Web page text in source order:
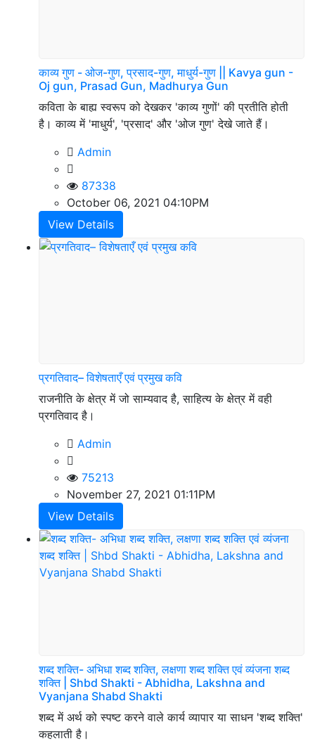
काव्य गुण - ओज-गुण, प्रसाद-गुण, माधुर्य-गुण || Kavya gun -
Oj gun, Prasad Gun, Madhurya Gun
कविता के बाह्य स्वरूप को देखकर 'काव्य गुणों' की प्रतीति होती
है। काव्य में 'माधुर्य', 'प्रसाद' और 'ओज गुण' देखे जाते हैं।
Admin
87338
October 06, 2021 04:10PM
View Details
प्रगतिवाद– विशेषताएँ एवं प्रमुख कवि
राजनीति के क्षेत्र में जो साम्यवाद है, साहित्य के क्षेत्र में वही
प्रगतिवाद है।
Admin
75213
November 27, 2021 01:11PM
View Details
शब्द शक्ति- अभिधा शब्द शक्ति, लक्षणा शब्द शक्ति एवं व्यंजना शब्द
शक्ति | Shbd Shakti - Abhidha, Lakshna and
Vyanjana Shabd Shakti
शब्द में अर्थ को स्पष्ट करने वाले कार्य व्यापार या साधन 'शब्द शक्ति'
कहलाती है।